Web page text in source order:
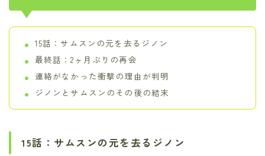
15話：サムスンの元を去るジノン
最終話：2ヶ月ぶりの再会
連絡がなかった衝撃の理由が判明
ジノンとサムスンのその後の結末
15話：サムスンの元を去るジノン